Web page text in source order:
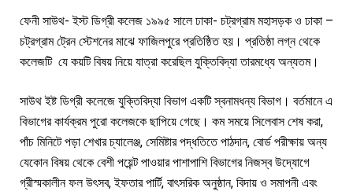
ফেনী সাউথ- ইস্ট ডিগ্রী কলেজ ১৯৯৫ সালে ঢাকা- চট্রগ্রাম মহাসড়ক ও ঢাকা –
চট্রগ্রাম ট্রেন স্টেশনের মাঝে ফাজিলপুরে প্রতিষ্ঠিত হয়। প্রতিষ্ঠা লগ্ন থেকে
কলেজটি যে কয়টি বিষয় নিয়ে যাত্রা করেছিল যুক্তিবিদ্যা তারমধ্যে অন্যতম।
সাউথ ইষ্ট ডিগ্রী কলেজে যুক্তিবিদ্যা বিভাগ একটি স্বনামধন্য বিভাগ। বর্তমানে এ
বিভাগের কার্যক্রম পুরো কলেজকে ছাপিয়ে গেছে। কম সময়ে সিলেবাস শেষ করা,
পাঁচ মিনিটে পড়া শেখার চ্যালেঞ্জ, সেমিষ্টার পদ্ধতিতে পাঠদান, বোর্ড পরীক্ষায় অন্য
যেকোন বিষয় থেকে বেশী পয়েন্ট পাওয়ার পাশাপাশি বিভাগের নিজস্ব উদ্যোগে
গ্রীস্মকালীন ফল উৎসব, ইফতার পার্টি, বাৎসরিক অনুষ্ঠান, বিদায় ও সমাপনী এবং